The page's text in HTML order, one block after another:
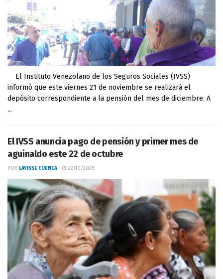
El Instituto Venezolano de los Seguros Sociales (IVSS)
informó que este viernes 21 de noviembre se realizará el
depósito correspondiente a la pensión del mes de diciembre. A
...
El IVSS anuncia pago de pensión y primer mes de
aguinaldo este 22 de octubre
POR LAYISSE CUENCA 22/10/2025